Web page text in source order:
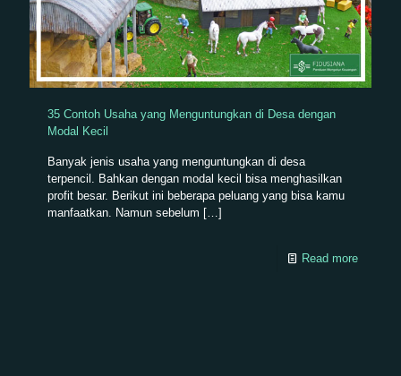
35 Contoh Usaha yang Menguntungkan di Desa dengan
Modal Kecil
Banyak jenis usaha yang menguntungkan di desa
terpencil. Bahkan dengan modal kecil bisa menghasilkan
profit besar. Berikut ini beberapa peluang yang bisa kamu
manfaatkan. Namun sebelum […]
Read more